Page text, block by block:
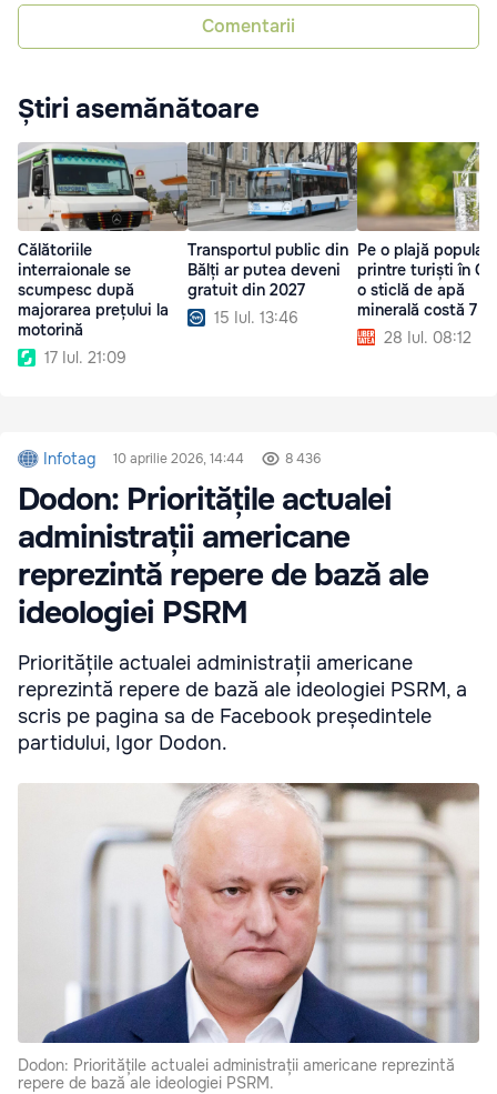
Comentarii
Știri asemănătoare
Călătoriile
interraionale se
scumpesc după
majorarea prețului la
motorină
17 Iul. 21:09
Transportul public din
Bălți ar putea deveni
gratuit din 2027
15 Iul. 13:46
Pe o plajă populară
printre turiști în
o sticlă de apă
minerală costă 7
28 Iul. 08:12
Infotag 10 aprilie 2026, 14:44 8 436
Dodon: Prioritățile actualei
administrații americane
reprezintă repere de bază ale
ideologiei PSRM
Prioritățile actualei administrații americane
reprezintă repere de bază ale ideologiei PSRM, a
scris pe pagina sa de Facebook președintele
partidului, Igor Dodon.
Dodon: Prioritățile actualei administrații americane reprezintă
repere de bază ale ideologiei PSRM.